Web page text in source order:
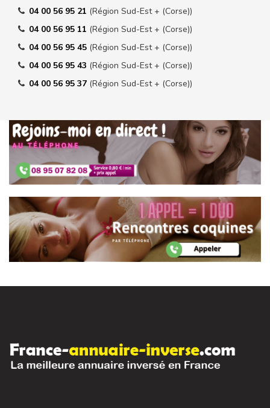
04 00 56 95 21 (Région Sud-Est + (Corse))
04 00 56 95 11 (Région Sud-Est + (Corse))
04 00 56 95 45 (Région Sud-Est + (Corse))
04 00 56 95 43 (Région Sud-Est + (Corse))
04 00 56 95 37 (Région Sud-Est + (Corse))